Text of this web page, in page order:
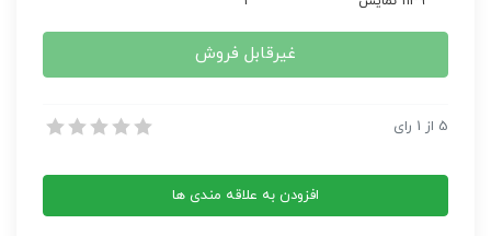
غیرقابل فروش
تکنولوژی هانی پات و هانی نت
5 از 1 رای
افزودن به علاقه مندی ها